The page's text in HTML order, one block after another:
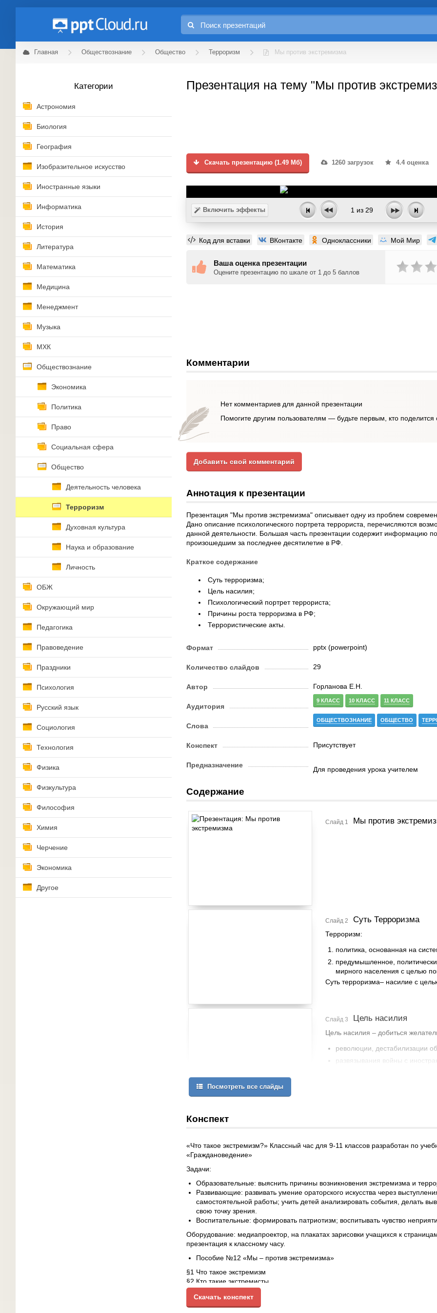
Главная Обществознание Общество Терроризм Мы против экстремизма
Категории
Астрономия
Биология
География
Изобразительное искусство
Иностранные языки
Информатика
История
Литература
Математика
Медицина
Менеджмент
Музыка
МХК
Обществознание
Экономика
Политика
Право
Социальная сфера
Общество
Деятельность человека
Терроризм
Духовная культура
Наука и образование
Личность
ОБЖ
Окружающий мир
Педагогика
Правоведение
Праздники
Психология
Русский язык
Социология
Технология
Физика
Физкультура
Философия
Химия
Черчение
Экономика
Другое
Презентация на тему "Мы против
Скачать презентацию (1.49 Мб) 1260 загрузок 4.4 оценка
Включить эффекты 1 из 29
Код для вставки ВКонтакте Одноклассники Мой Мир
Ваша оценка презентации
Оцените презентацию по шкале от 1 до 5 баллов
Комментарии
Нет комментариев для данной презентации
Помогите другим пользователям — будьте первым, кто
Добавить свой комментарий
Аннотация к презентации
Презентация "Мы против экстремизма" описывает одну из проблем
Дано описание психологического портрета террориста, перечисляются
данной деятельности. Большая часть презентации содержит информацию по
произошедшим за последнее десятилетие в РФ.
Краткое содержание
Суть терроризма;
Цель насилия;
Психологический портрет террориста;
Причины роста терроризма в РФ;
Террористические акты.
Формат pptx (powerpoint)
Количество слайдов 29
Автор Горланова Е.Н.
Аудитория
9 КЛАСС 10 КЛАСС 11 КЛАСС
Слова
ОБЩЕСТВОЗНАНИЕ ОБЩЕСТВО
Конспект Присутствует
Предназначение
Для проведения урока учителем
Содержание
Слайд 1 Мы против
Слайд 2 Суть Терроризма
Терроризм:
политика, основанная на
предумышленное,
мирного населения с целью
Суть терроризма– насилие с
Слайд 3 Цель насилия
Цель насилия – добиться
революции, дестабилизации
развязывания войны с
Посмотреть все слайды
Конспект
«Что такое экстремизм?» Классный час для 9-11 классов разработан по
«Граждановедение»
Задачи:
Образовательные: выяснить причины возникновения экстремизма и
Развивающие: развивать умение ораторского искусства через
самостоятельной работы; учить детей анализировать события, делать
свою точку зрения.
Воспитательные: формировать патриотизм; воспитывать чувство
Оборудование: медиапроектор, на плакатах зарисовки учащихся к
презентация к классному часу.
Пособие №12 «Мы – против экстремизма»
§1 Что такое экстремизм
§2 Кто такие экстремисты
§3 Вред и опасность ксенофобии
§4 Современные вандалы
§5 Религиозный экстремизм
Скачать конспект